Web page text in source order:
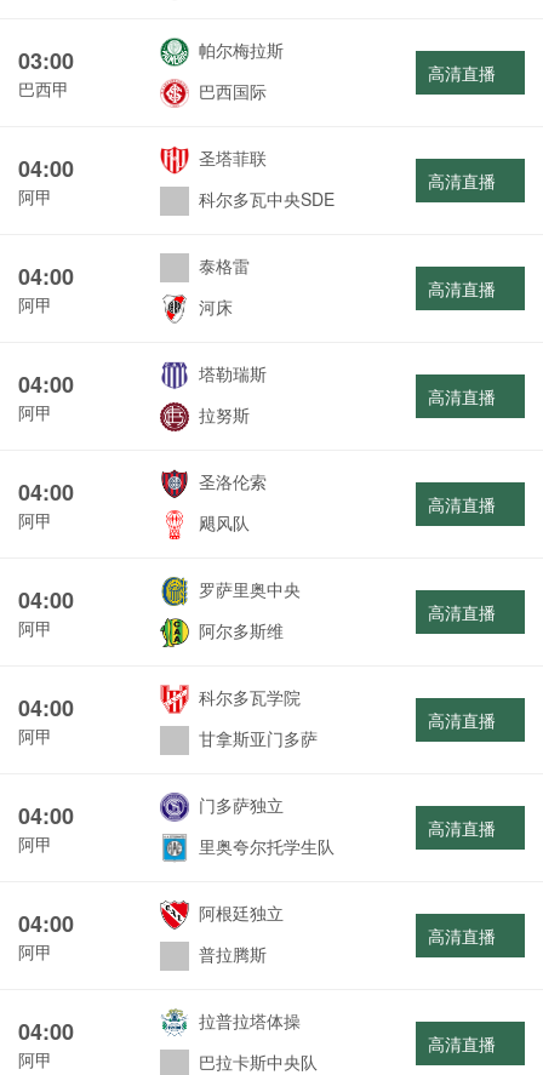
03:00
巴西甲
帕尔梅拉斯
巴西国际
高清直播
04:00
阿甲
圣塔菲联
科尔多瓦中央SDE
高清直播
04:00
阿甲
泰格雷
河床
高清直播
04:00
阿甲
塔勒瑞斯
拉努斯
高清直播
04:00
阿甲
圣洛伦索
飓风队
高清直播
04:00
阿甲
罗萨里奥中央
阿尔多斯维
高清直播
04:00
阿甲
科尔多瓦学院
甘拿斯亚门多萨
高清直播
04:00
阿甲
门多萨独立
里奥夸尔托学生队
高清直播
04:00
阿甲
阿根廷独立
普拉腾斯
高清直播
04:00
阿甲
拉普拉塔体操
巴拉卡斯中央队
高清直播